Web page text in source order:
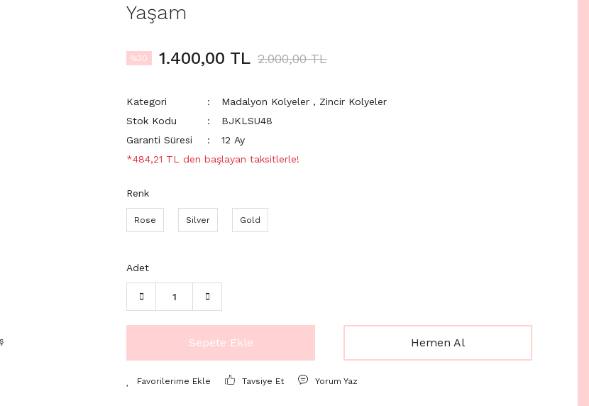
Yaşam
%30 1.400,00 TL 2.000,00 TL
Kategori Madalyon Kolyeler , Zincir Kolyeler
Stok Kodu
BJKLSU48
Garanti Süresi
12 Ay
*484,21 TL den başlayan taksitlerle!
Renk
Rose Silver Gold
Adet
Sepete Ekle Hemen Al
Tavsiye Et Yorum Yaz